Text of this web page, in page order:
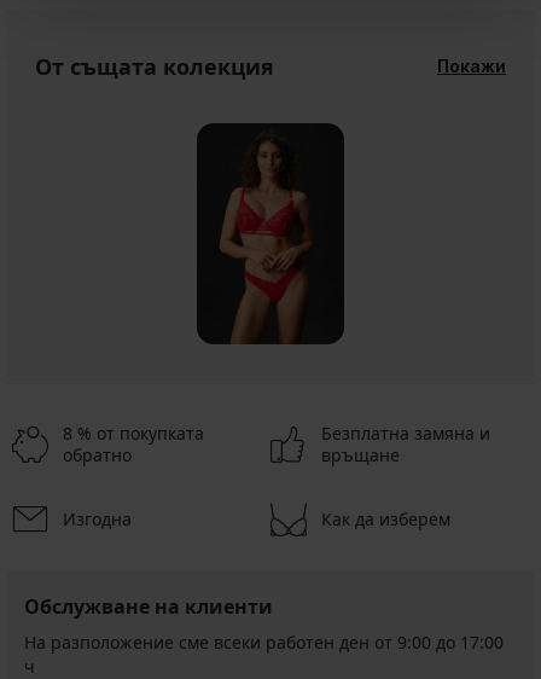
От същата колекция Покажи
8 % от покупката
обратно
Безплатна замяна и
връщане
Изгодна Как да изберем
Обслужване на клиенти
На разположение сме всеки работен ден от 9:00 до 17:00
ч